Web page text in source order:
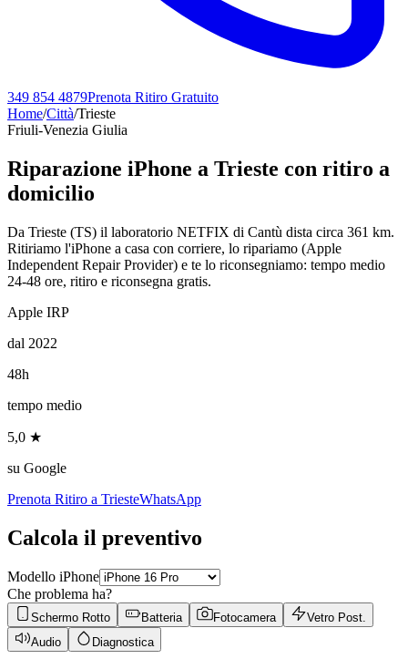
349 854 4879Prenota Ritiro Gratuito
Home/Città/Trieste
Friuli-Venezia Giulia
Riparazione iPhone a Trieste con ritiro a
domicilio
Da Trieste (TS) il laboratorio NETFIX di Cantù dista circa 361 km.
Ritiriamo l'iPhone a casa con corriere, lo ripariamo (Apple
Independent Repair Provider) e te lo riconsegniamo: tempo medio
24-48 ore, ritiro e riconsegna gratis.
Apple IRP
dal 2022
48h
tempo medio
5,0 ★
su Google
Prenota Ritiro a TriesteWhatsApp
Calcola il preventivo
Modello iPhone
Che problema ha?
Schermo Rotto Batteria Fotocamera
Vetro Post.
Audio
Diagnostica